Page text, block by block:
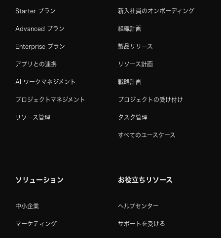
Starter プラン
Advanced プラン
Enterprise プラン
アプリとの連携
AI ワークマネジメント
プロジェクトマネジメント
リソース管理
新入社員のオンボーディング
組織計画
製品リリース
リソース計画
戦略計画
プロジェクトの受け付け
タスク管理
すべてのユースケース
ソリューション
中小企業
マーケティング
お役立ちリソース
ヘルプセンター
サポートを受ける